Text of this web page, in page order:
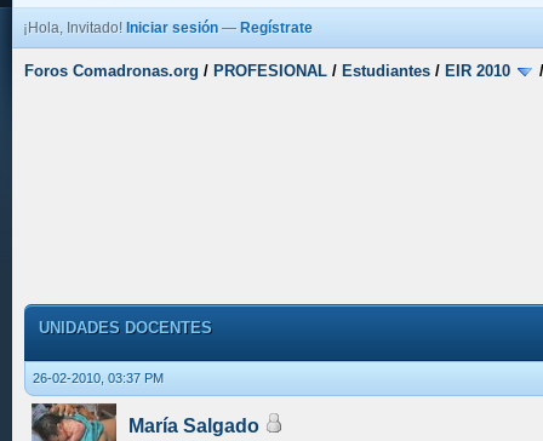
¡Hola, Invitado! Iniciar sesión — Regístrate
Foros Comadronas.org / PROFESIONAL / Estudiantes / EIR 2010
UNIDADES DOCENTES
26-02-2010, 03:37 PM
María Salgado